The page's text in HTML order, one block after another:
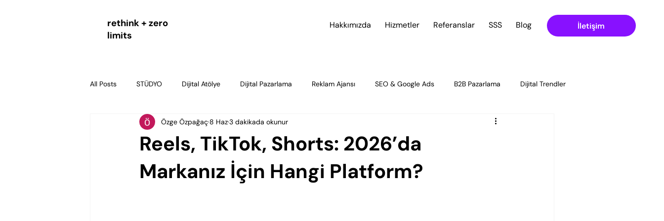
Hakkımızda Hizmetler Referanslar SSS Blog İletişim
rethink + zero
limits
All Posts STÜDYO Dijital Atölye Dijital Pazarlama Reklam Ajansı SEO & Google Ads B2B Pazarlama Dijital Trendler
agentic commerce yapay zekâ ticaret Sosyal Medya Stratejisi Dijital Pazarlama Stratejileri
Dijital Pazarlama & Strateji SEO & Dijital Strateji Strateji & İçgörü Strateji & Büyüme
Reels, TikTok, Shorts: 2026’da
Markanız İçin Hangi Platform?
Özge Özpağaç 8 Haz3 dakikada okunur